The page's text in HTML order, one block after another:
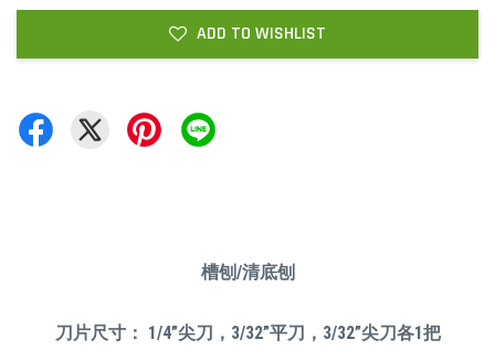
ADD TO WISHLIST
槽刨/清底刨
刀片尺寸： 1/4”尖刀，3/32”平刀，3/32”尖刀各1把